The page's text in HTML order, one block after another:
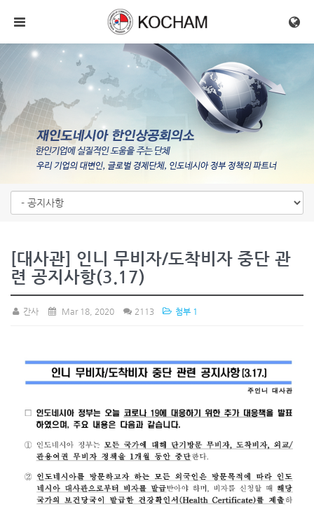
메뉴 건너뛰기
[대사관] 인니 무비자/도착비자 중단 관
련 공지사항(3.17)
간사 Mar 18, 2020 2113 첨부 1